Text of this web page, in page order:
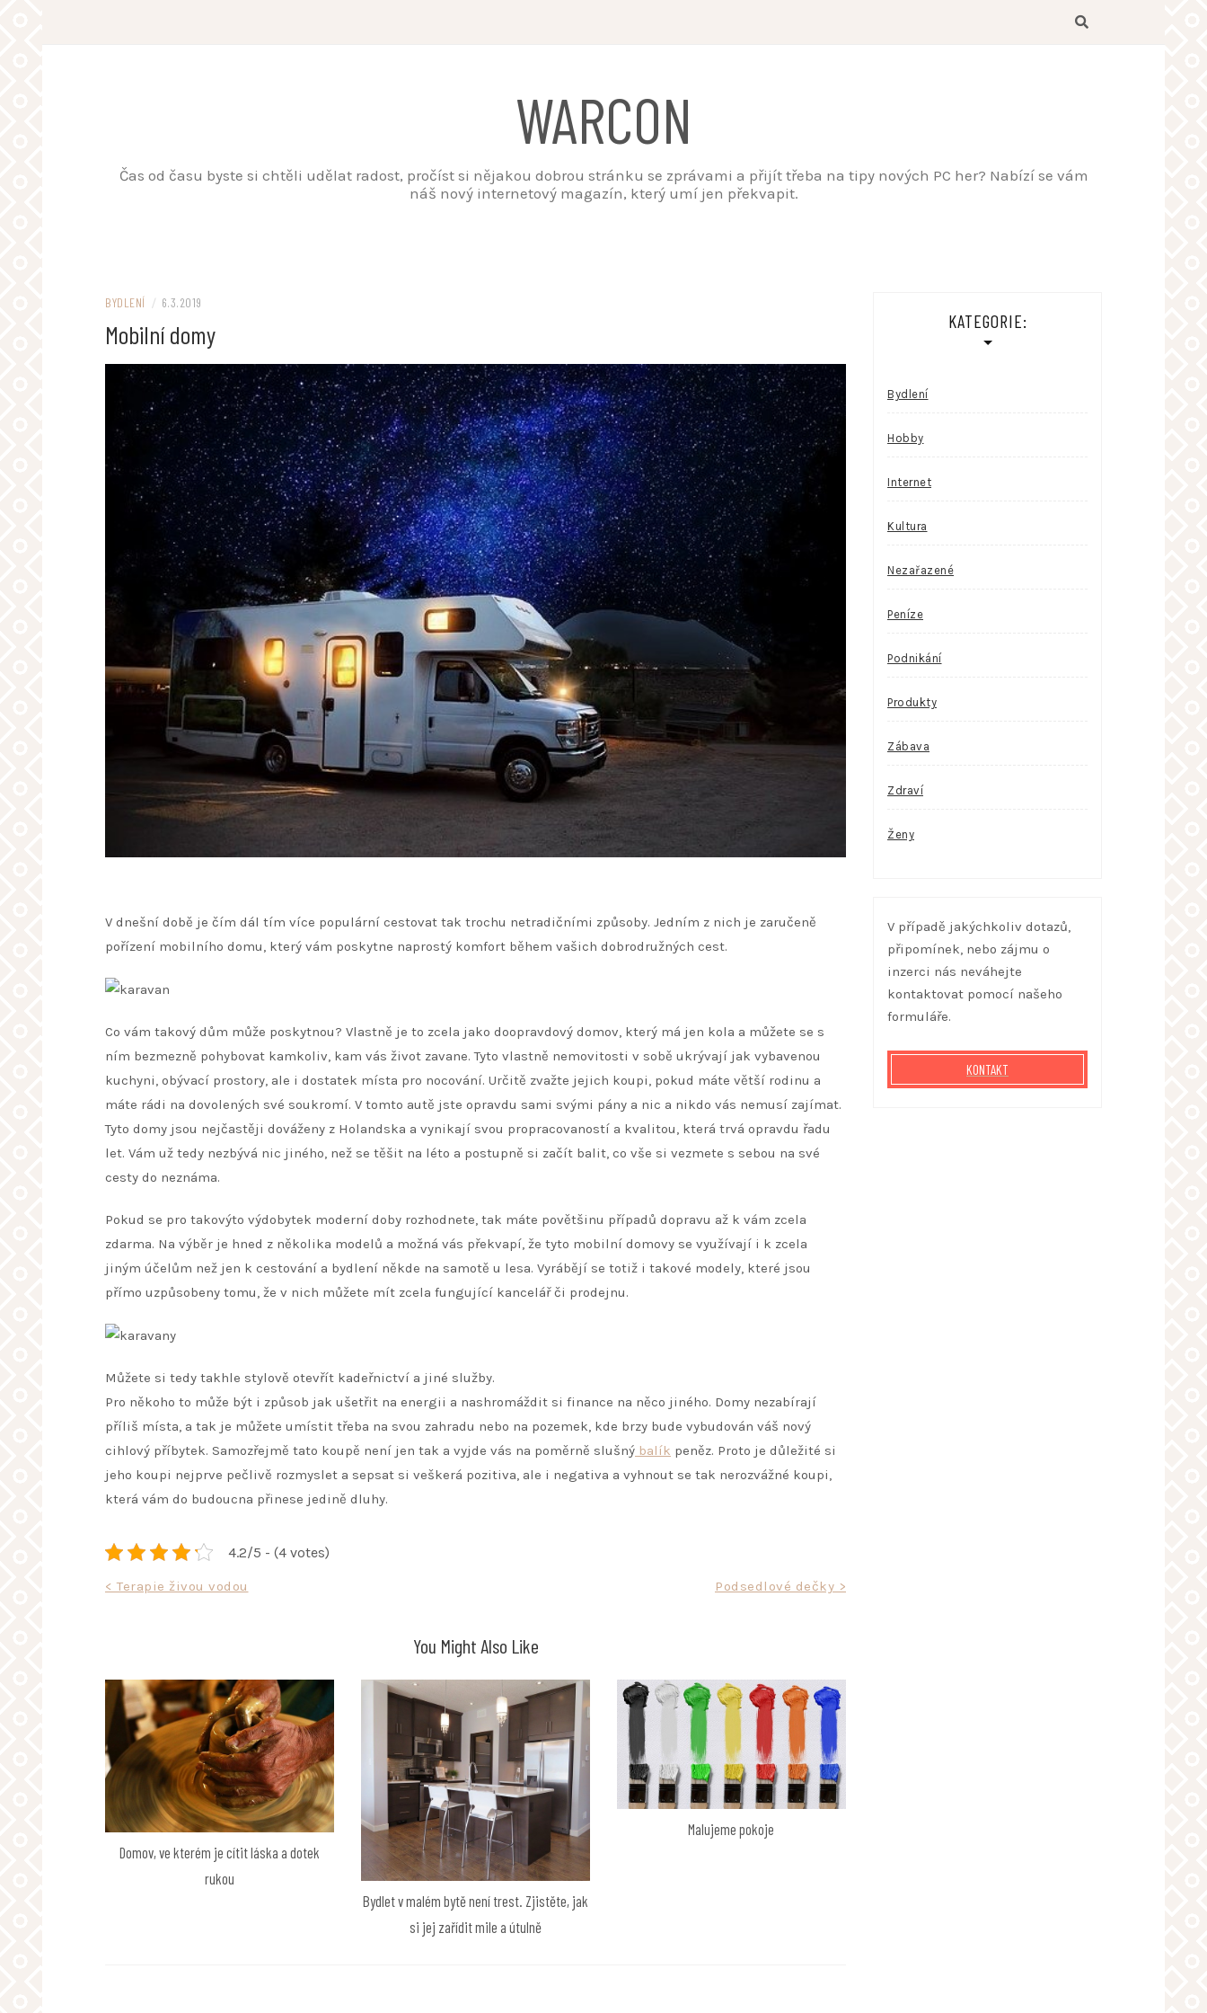
WARCON
Čas od času byste si chtěli udělat radost, pročíst si nějakou dobrou stránku se zprávami a přijít třeba na tipy nových PC her? Nabízí se vám
náš nový internetový magazín, který umí jen překvapit.
BYDLENÍ / 6.3.2019
Mobilní domy
V dnešní době je čím dál tím více populární cestovat tak trochu netradičními způsoby. Jedním z nich je zaručeně
pořízení mobilního domu, který vám poskytne naprostý komfort během vašich dobrodružných cest.
Co vám takový dům může poskytnou? Vlastně je to zcela jako doopravdový domov, který má jen kola a můžete se s
ním bezmezně pohybovat kamkoliv, kam vás život zavane. Tyto vlastně nemovitosti v sobě ukrývají jak vybavenou
kuchyni, obývací prostory, ale i dostatek místa pro nocování. Určitě zvažte jejich koupi, pokud máte větší rodinu a
máte rádi na dovolených své soukromí. V tomto autě jste opravdu sami svými pány a nic a nikdo vás nemusí zajímat.
Tyto domy jsou nejčastěji dováženy z Holandska a vynikají svou propracovaností a kvalitou, která trvá opravdu řadu
let. Vám už tedy nezbývá nic jiného, než se těšit na léto a postupně si začít balit, co vše si vezmete s sebou na své
cesty do neznáma.
Pokud se pro takovýto výdobytek moderní doby rozhodnete, tak máte povětšinu případů dopravu až k vám zcela
zdarma. Na výběr je hned z několika modelů a možná vás překvapí, že tyto mobilní domovy se využívají i k zcela
jiným účelům než jen k cestování a bydlení někde na samotě u lesa. Vyrábějí se totiž i takové modely, které jsou
přímo uzpůsobeny tomu, že v nich můžete mít zcela fungující kancelář či prodejnu.
Můžete si tedy takhle stylově otevřít kadeřnictví a jiné služby.
Pro někoho to může být i způsob jak ušetřit na energii a nashromáždit si finance na něco jiného. Domy nezabírají
příliš místa, a tak je můžete umístit třeba na svou zahradu nebo na pozemek, kde brzy bude vybudován váš nový
cihlový příbytek. Samozřejmě tato koupě není jen tak a vyjde vás na poměrně slušný balík peněz. Proto je důležité si
jeho koupi nejprve pečlivě rozmyslet a sepsat si veškerá pozitiva, ale i negativa a vyhnout se tak nerozvážné koupi,
která vám do budoucna přinese jedině dluhy.
4.2/5 - (4 votes)
Navigace
< Terapie živou vodou Podsedlové dečky >
You Might Also Like
Domov, ve kterém je cítit láska a dotek
rukou
Bydlet v malém bytě není trest. Zjistěte, jak
si jej zařídit mile a útulně
Malujeme pokoje
KATEGORIE:
Bydlení
Hobby
Internet
Kultura
Nezařazené
Peníze
Podnikání
Produkty
Zábava
Zdraví
Ženy
V případě jakýchkoliv dotazů,
připomínek, nebo zájmu o
inzerci nás neváhejte
kontaktovat pomocí našeho
formuláře.
KONTAKT